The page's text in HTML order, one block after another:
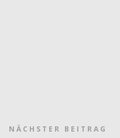
NÄCHSTER BEITRAG